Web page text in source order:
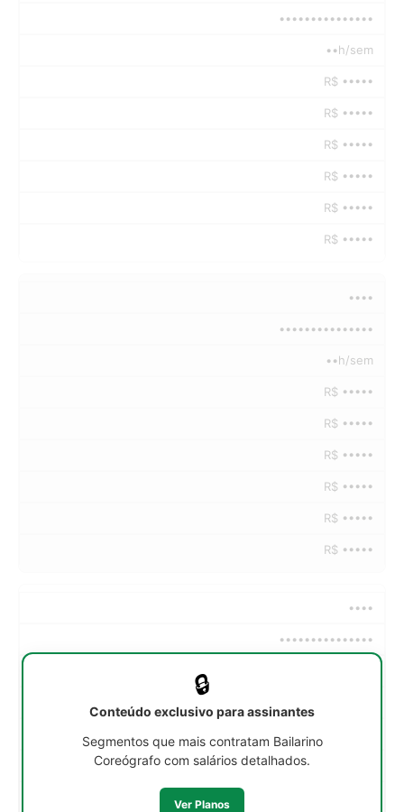
•••••••••••••••
••h/sem
R$ •••••
R$ •••••
R$ •••••
R$ •••••
R$ •••••
R$ •••••
••••
•••••••••••••••
••h/sem
R$ •••••
R$ •••••
R$ •••••
R$ •••••
R$ •••••
R$ •••••
••••
•••••••••••••••
🔒
Conteúdo exclusivo para assinantes
Segmentos que mais contratam Bailarino
Coreógrafo com salários detalhados.
Ver Planos